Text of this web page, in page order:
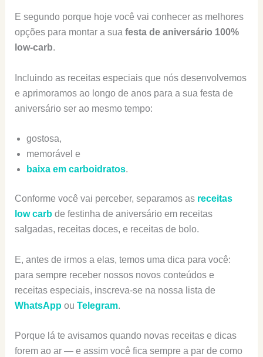
E segundo porque hoje você vai conhecer as melhores
opções para montar a sua festa de aniversário 100%
low-carb.
Incluindo as receitas especiais que nós desenvolvemos
e aprimoramos ao longo de anos para a sua festa de
aniversário ser ao mesmo tempo:
gostosa,
memorável e
baixa em carboidratos.
Conforme você vai perceber, separamos as receitas
low carbde festinha de aniversário em receitas
salgadas, receitas doces, e receitas de bolo.
E, antes de irmos a elas, temos uma dica para você:
para sempre receber nossos novos conteúdos e
receitas especiais, inscreva-se na nossa lista de
WhatsAppou Telegram.
Porque lá te avisamos quando novas receitas e dicas
forem ao ar — e assim você fica sempre a par de como